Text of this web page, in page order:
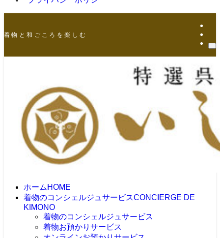
着 物 と 和 ご こ ろ を 楽 し む
ホーム HOME
着物のコンシェルジュサービスCONCIERGE DE
KIMONO
着物のコンシェルジュサービス
着物お預かりサービス